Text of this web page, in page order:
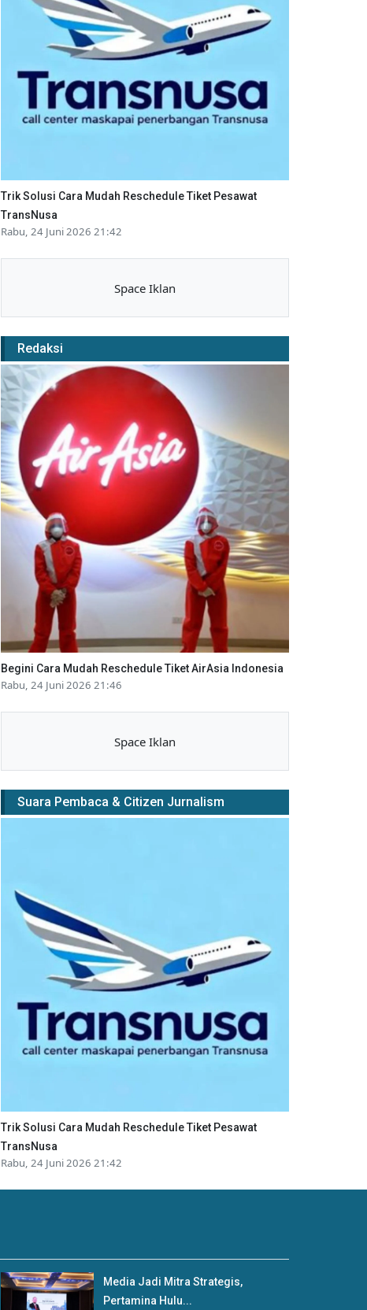
Trik Solusi Cara Mudah Reschedule Tiket Pesawat
TransNusa
Rabu, 24 Juni 2026 21:42
Space Iklan
Redaksi
Begini Cara Mudah Reschedule Tiket AirAsia Indonesia
Rabu, 24 Juni 2026 21:46
Space Iklan
Suara Pembaca & Citizen Jurnalism
Trik Solusi Cara Mudah Reschedule Tiket Pesawat
TransNusa
Rabu, 24 Juni 2026 21:42
Media Jadi Mitra Strategis,
Pertamina Hulu...